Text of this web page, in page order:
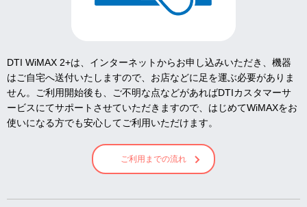
DTI WiMAX 2+は、インターネットからお申し込みいただき、機器
はご自宅へ送付いたしますので、お店などに足を運ぶ必要がありま
せん。ご利用開始後も、ご不明な点などがあればDTIカスタマーサ
ービスにてサポートさせていただきますので、はじめてWiMAXをお
使いになる方でも安心してご利用いただけます。
ご利用までの流れ